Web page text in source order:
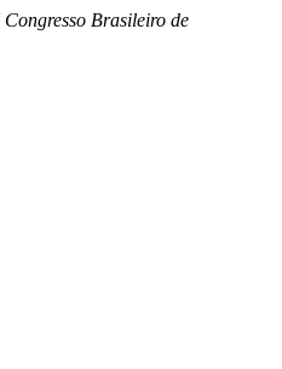
Brasileiro de